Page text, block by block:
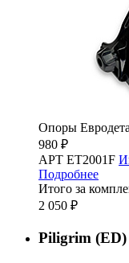
Опоры
980 ₽
АРТ ET2001F
Подробнее
Итого за
2 050 ₽
Piligrim (ED)